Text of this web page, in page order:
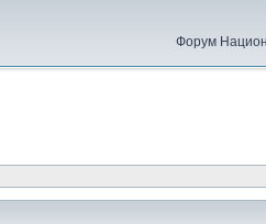
Форум